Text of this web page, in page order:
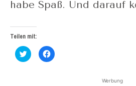
habe Spaß. Und darauf
Teilen mit:
Klick,
um
Klick,
um
Werbung